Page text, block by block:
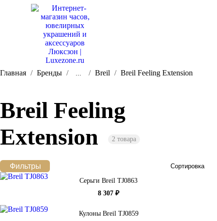
Главная Бренды ... Breil Breil Feeling Extension
Breil Feeling
Extension
2 товара
Фильтры Сортировка
Серьги Breil TJ0863
8 307 ₽
Кулоны Breil TJ0859